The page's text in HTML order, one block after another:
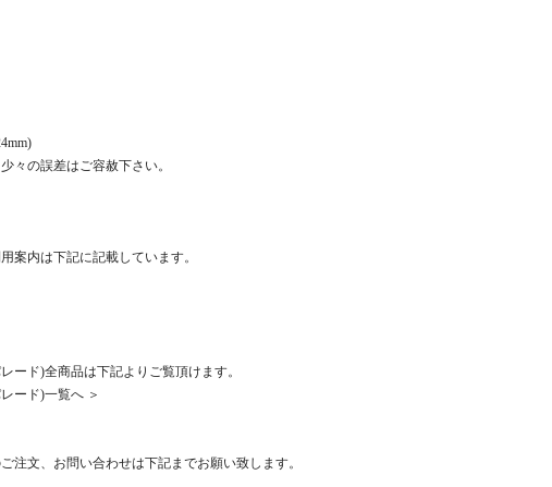
々の誤差はご容赦下さい。
案内は下記に記載しています。
ード)全商品は下記よりご覧頂けます。
ード)一覧へ ＞
注文、お問い合わせは下記までお願い致します。